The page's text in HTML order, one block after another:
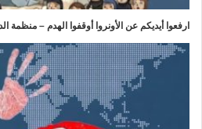
ارفعوا أيديكم عن الأونروا أوقفوا الهدم – منظمة